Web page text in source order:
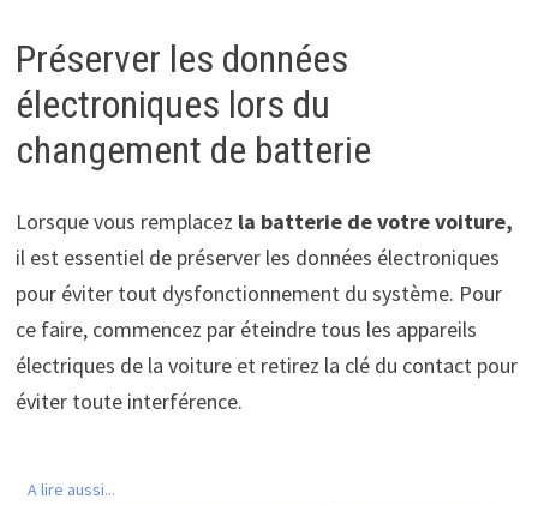
Préserver les données
électroniques lors du
changement de batterie
Lorsque vous remplacez la batterie de votre voiture,
il est essentiel de préserver les données électroniques
pour éviter tout dysfonctionnement du système. Pour
ce faire, commencez par éteindre tous les appareils
électriques de la voiture et retirez la clé du contact pour
éviter toute interférence.
A lire aussi...